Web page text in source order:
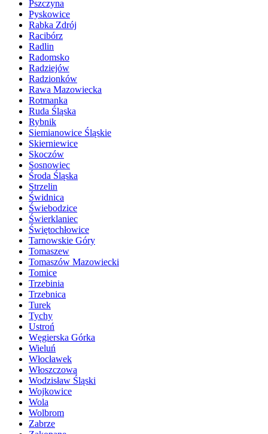
Pszczyna
Pyskowice
Rabka Zdrój
Racibórz
Radlin
Radomsko
Radziejów
Radzionków
Rawa Mazowiecka
Rotmanka
Ruda Śląska
Rybnik
Siemianowice Śląskie
Skierniewice
Skoczów
Sosnowiec
Środa Śląska
Strzelin
Świdnica
Świebodzice
Świerklaniec
Świętochłowice
Tarnowskie Góry
Tomaszew
Tomaszów Mazowiecki
Tomice
Trzebinia
Trzebnica
Turek
Tychy
Ustroń
Węgierska Górka
Wieluń
Włocławek
Włoszczowa
Wodzisław Śląski
Wojkowice
Wola
Wolbrom
Zabrze